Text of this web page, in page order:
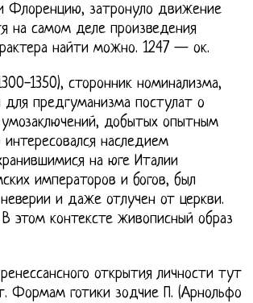
Флоренцию, затронуло движение
на самом деле произведения
найти можно. 1247 — ок.
1350), сторонник номинализма,
для предгуманизма постулат о
добытых опытным
наследием
на юге Италии
императоров и богов, был
и даже отлучен от церкви.
этом контексте живописный образ
открытия личности тут
Формам готики зодчие П. (Арнольфо